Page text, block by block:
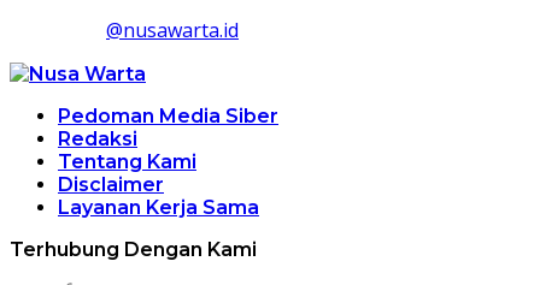
@nusawarta.id
Pedoman Media Siber
Redaksi
Tentang Kami
Disclaimer
Layanan Kerja Sama
Terhubung Dengan Kami